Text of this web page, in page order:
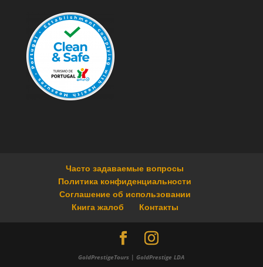
Часто задаваемые вопросы
Политика конфиденциальности
Соглашение об использовании
Книга жалоб
Контакты
GoldPrestigeTours | GoldPrestige LDA